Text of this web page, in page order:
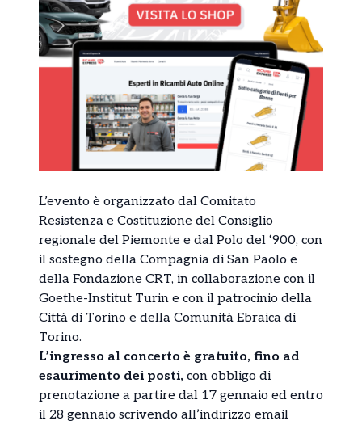
L’evento è organizzato dal Comitato
Resistenza e Costituzione del Consiglio
regionale del Piemonte e dal Polo del ‘900, con
il sostegno della Compagnia di San Paolo e
della Fondazione CRT, in collaborazione con il
Goethe-Institut Turin e con il patrocinio della
Città di Torino e della Comunità Ebraica di
Torino.
L’ingresso al concerto è gratuito, fino ad
esaurimento dei posti, con obbligo di
prenotazione a partire dal 17 gennaio ed entro
il 28 gennaio scrivendo all’indirizzo email